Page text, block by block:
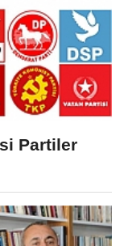
Partiler